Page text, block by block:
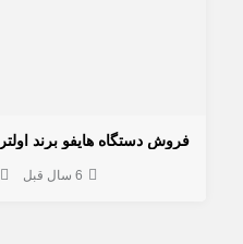
فروش دستگاه هایفو برند اولترا
6 سال قبل